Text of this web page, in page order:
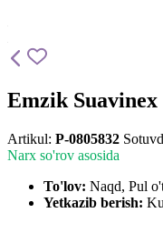
Emzik
Artikul: P-0805832
Narx so'rov asosida
To'lov: Naqd, Pul
Yetkazib berish: